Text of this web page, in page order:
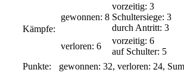
Kämpfe:
gewonnen: 8
vorzeitig: 3
Schultersiege: 3
durch Antritt: 3
verloren: 6
vorzeitig: 6
auf Schulter: 5
Punkte:
gewonnen: 32, verloren: 24,